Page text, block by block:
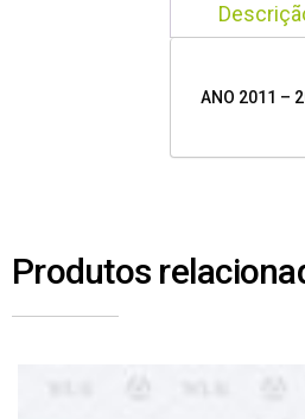
ANO 2011 –
Produtos